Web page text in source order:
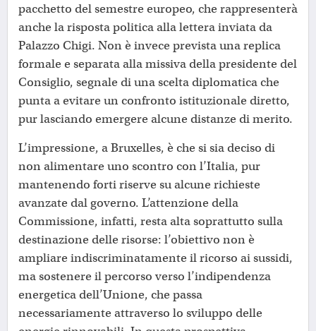
pacchetto del semestre europeo, che rappresenterà
anche la risposta politica alla lettera inviata da
Palazzo Chigi. Non è invece prevista una replica
formale e separata alla missiva della presidente del
Consiglio, segnale di una scelta diplomatica che
punta a evitare un confronto istituzionale diretto,
pur lasciando emergere alcune distanze di merito.
L’impressione, a Bruxelles, è che si sia deciso di
non alimentare uno scontro con l’Italia, pur
mantenendo forti riserve su alcune richieste
avanzate dal governo. L’attenzione della
Commissione, infatti, resta alta soprattutto sulla
destinazione delle risorse: l’obiettivo non è
ampliare indiscriminatamente il ricorso ai sussidi,
ma sostenere il percorso verso l’indipendenza
energetica dell’Unione, che passa
necessariamente attraverso lo sviluppo delle